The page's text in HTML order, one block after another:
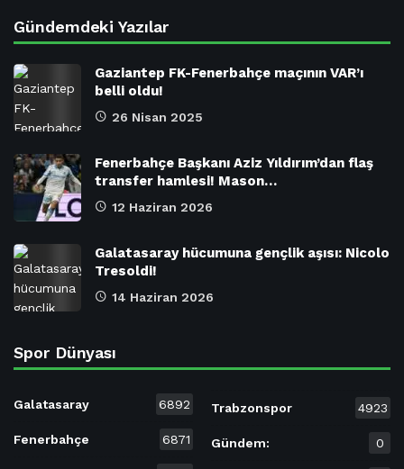
Gündemdeki Yazılar
Gaziantep FK-Fenerbahçe maçının VAR’ı
belli oldu!
26 Nisan 2025
Fenerbahçe Başkanı Aziz Yıldırım’dan flaş
transfer hamlesi! Mason…
12 Haziran 2026
Galatasaray hücumuna gençlik aşısı: Nicolo
Tresoldi!
14 Haziran 2026
Spor Dünyası
Galatasaray 6892
Fenerbahçe 6871
Trabzonspor 4923
Gündem: 0